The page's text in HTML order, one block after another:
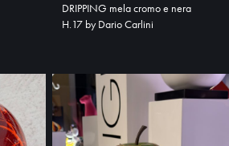
DRIPPING mela cromo e nera
H.17 by Dario Carlini